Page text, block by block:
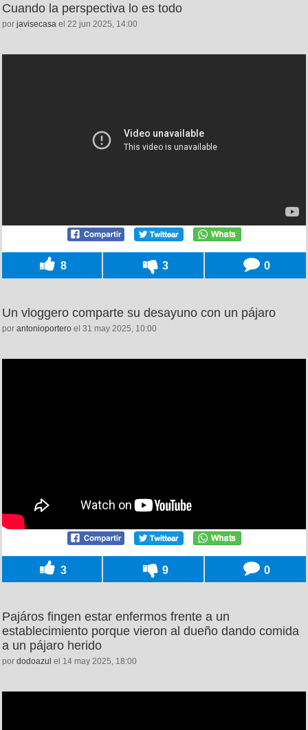
Cuando la perspectiva lo es todo
por javisecasa el 22 jun 2025, 14:00
8 3 0
Un vloggero comparte su desayuno con un pájaro
por antonioportero el 31 may 2025, 10:00
3 9 0
Pajáros fingen estar enfermos frente a un
establecimiento porque vieron al dueño dando comida
a un pájaro herido
por dodoazul el 14 may 2025, 18:00